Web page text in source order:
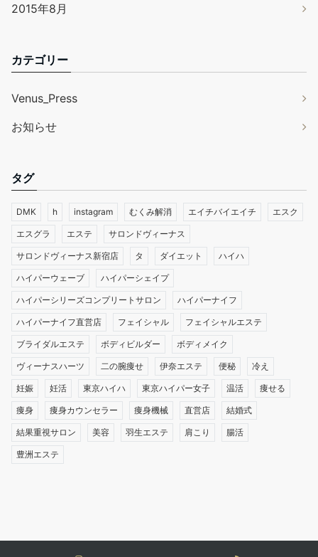
2015年8月
カテゴリー
Venus_Press
お知らせ
タグ
DMK h instagram むくみ解消 エイチバイエイチ エスク
エスグラ エステ サロンドヴィーナス
サロンドヴィーナス新宿店 タ ダイエット ハイハ
ハイパーウェーブ ハイパーシェイプ
ハイパーシリーズコンプリートサロン ハイパーナイフ
ハイパーナイフ直営店 フェイシャル フェイシャルエステ
ブライダルエステ ボディビルダー ボディメイク
ヴィーナスハーツ 二の腕痩せ 伊奈エステ 便秘 冷え
妊娠 妊活 東京ハイハ 東京ハイパー女子 温活 痩せる
痩身 痩身カウンセラー 痩身機械 直営店 結婚式
結果重視サロン 美容 羽生エステ 肩こり 腸活
豊洲エステ